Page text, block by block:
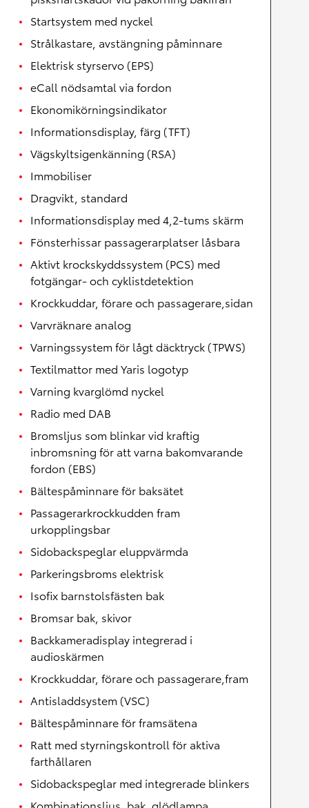
Startsystem med nyckel
Strålkastare, avstängning påminnare
Elektrisk styrservo (EPS)
eCall nödsamtal via fordon
Ekonomikörningsindikator
Informationsdisplay, färg (TFT)
Vägskyltsigenkänning (RSA)
Immobiliser
Dragvikt, standard
Informationsdisplay med 4,2-tums skärm
Fönsterhissar passagerarplatser låsbara
Aktivt krockskyddssystem (PCS) med
fotgängar- och cyklistdetektion
Krockkuddar, förare och passagerare,sidan
Varvräknare analog
Varningssystem för lågt däcktryck (TPWS)
Textilmattor med Yaris logotyp
Varning kvarglömd nyckel
Radio med DAB
Bromsljus som blinkar vid kraftig
inbromsning för att varna bakomvarande
fordon (EBS)
Bältespåminnare för baksätet
Passagerarkrockkudden fram
urkopplingsbar
Sidobackspeglar eluppvärmda
Parkeringsbroms elektrisk
Isofix barnstolsfästen bak
Bromsar bak, skivor
Backkameradisplay integrerad i
audioskärmen
Krockkuddar, förare och passagerare,fram
Antisladdsystem (VSC)
Bältespåminnare för framsätena
Ratt med styrningskontroll för aktiva
farthållaren
Sidobackspeglar med integrerade blinkers